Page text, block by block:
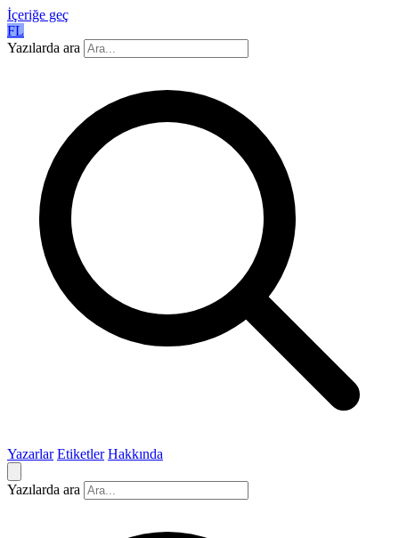
İçeriğe geç
FL
Yazılarda ara
Yazarlar Etiketler Hakkında
Yazılarda ara